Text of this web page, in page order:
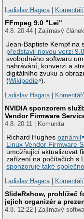
Ladislav Hagara|
FFmpeg 9.0 "Lei"
4.8. 20:44 | Zajímavý článek
Jean-Baptiste Kempf na
představil novou verzi
svobodného softwaru
nahrávání, konverzi a
digitálního zvuku a
(Wikipedie ).
Ladislav Hagara|
NVIDIA sponzorem
Vendor Firmware
4.8. 20:11 | Komunita
Richard Hughesoznámil
Linux Vendor Firmware
umožňující aktualizovat
zařízení na počítačích s
sponzoruje také
Ladislav Hagara|
SlideRshow, prohlížeč
jejich organizér a
4.8. 12:22 | Zajímavý